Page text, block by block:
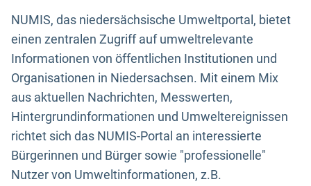
NUMIS, das niedersächsische Umweltportal, bietet
einen zentralen Zugriff auf umweltrelevante
Informationen von öffentlichen Institutionen und
Organisationen in Niedersachsen. Mit einem Mix
aus aktuellen Nachrichten, Messwerten,
Hintergrundinformationen und Umweltereignissen
richtet sich das NUMIS-Portal an interessierte
Bürgerinnen und Bürger sowie "professionelle"
Nutzer von Umweltinformationen, z.B.